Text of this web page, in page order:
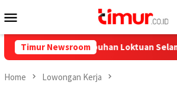
to
Menu
Timur Newsroom
dari Pelabuhan Loktuan Selama Juli 2026
Home Lowongan Kerja